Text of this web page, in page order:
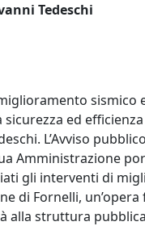
Tedeschi
sismico
ed
L’Avviso pubblico
Amministrazione
gli interventi di
di Fornelli,
alla struttura